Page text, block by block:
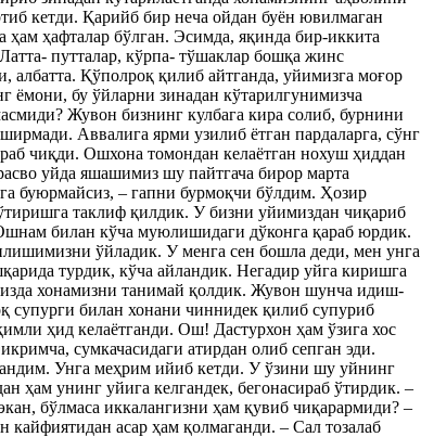
кетди. Қарийб бир неча ойдан буён ювилмаган
ҳафталар бўлган. Эсимда, яқинда бир-иккита
путталар, кўрпа- тўшаклар бошқа жинс
албатта. Қўполроқ қилиб айтганда, уйимизга моғор
ёмони, бу ўйларни зинадан кўтарилгунимизча
Жувон бизнинг кулбага кира солиб, бурнини
Аввалига ярми узилиб ётган пардаларга, сўнг
чиқди. Ошхона томондан келаётган нохуш ҳиддан
уйда яшашимиз шу пайтгача бирор марта
буюрмайсиз, – гапни бурмоқчи бўлдим. Ҳозир
таклиф қилдик. У бизни уйимиздан чиқариб
билан кўча муюлишидаги дўконга қараб юрдик.
ўйладик. У менга сен бошла деди, мен унга
турдик, кўча айландик. Негадир уйга киришга
хонамизни танимай қолдик. Жувон шунча идиш-
супурги билан хонани чиннидек қилиб супуриб
ҳид келаётганди. Ош! Дастурхон ҳам ўзига хос
сумкачасидаги атирдан олиб сепган эди.
Унга меҳрим ийиб кетди. У ўзини шу уйнинг
ҳам унинг уйига келгандек, бегонасираб ўтирдик. –
бўлмаса иккалангизни ҳам қувиб чиқарармиди? –
асар ҳам қолмаганди. – Сал тозалаб